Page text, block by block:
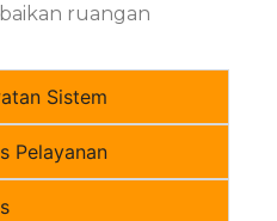
ruangan
Sistem
Pelayanan